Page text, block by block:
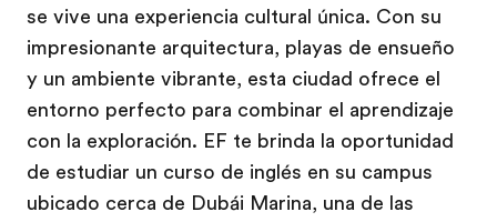
se vive una experiencia cultural única. Con su
impresionante arquitectura, playas de ensueño
y un ambiente vibrante, esta ciudad ofrece el
entorno perfecto para combinar el aprendizaje
con la exploración. EF te brinda la oportunidad
de estudiar un curso de inglés en su campus
ubicado cerca de Dubái Marina, una de las